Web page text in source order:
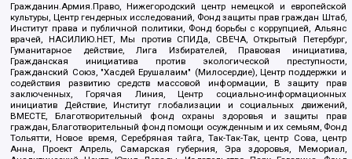
Гражданин.Армия.Право, Нижегородский центр немецкой и европейской
культуры, Центр гендерных исследований, Фонд защиты прав граждан Штаб,
Институт права и публичной политики, Фонд борьбы с коррупцией, Альянс
врачей, НАСИЛИЮ.НЕТ, Мы против СПИДа, СВЕЧА, Открытый Петербург,
Гуманитарное действие, Лига Избирателей, Правовая инициатива,
Гражданская инициатива против экологической преступности,
Гражданский Союз, "Хасдей Ерушалаим" (Милосердие), Центр поддержки и
содействия развитию средств массовой информации, В защиту прав
заключенных, Горячая Линия, Центр социально-информационных
инициатив Действие, Институт глобализации и социальных движений,
ВМЕСТЕ, Благотворительный фонд охраны здоровья и защиты прав
граждан, Благотворительный фонд помощи осужденным и их семьям, Фонд
Тольятти, Новое время, Серебряная тайга, Так-Так-Так, центр Сова, центр
Анна, Проект Апрель, Самарская губерния, Эра здоровья, Мемориал,